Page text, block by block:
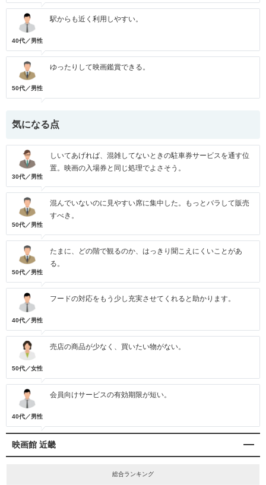
40代／男性
駅からも近く利用しやすい。
50代／男性
ゆったりして映画鑑賞できる。
気になる点
30代／男性
しいてあげれば、混雑してないときの駐車券サービスを通す位
置。映画の入場券と同じ処理でよさそう。
50代／男性
混んでいないのに見やすい席に集中した。もっとバラして販売
すべき。
50代／男性
たまに、どの階で観るのか、はっきり聞こえにくいことがあ
る。
40代／男性
フードの対応をもう少し充実させてくれると助かります。
50代／女性
売店の商品が少なく、買いたい物がない。
40代／男性
会員向けサービスの有効期限が短い。
映画館 近畿
総合ランキング